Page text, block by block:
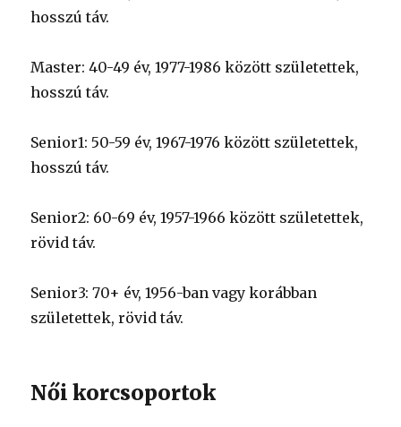
hosszú táv.
Master: 40-49 év, 1977-1986 között születettek,
hosszú táv.
Senior1: 50-59 év, 1967-1976 között születettek,
hosszú táv.
Senior2: 60-69 év, 1957-1966 között születettek,
rövid táv.
Senior3: 70+ év, 1956-ban vagy korábban
születettek, rövid táv.
Női korcsoportok